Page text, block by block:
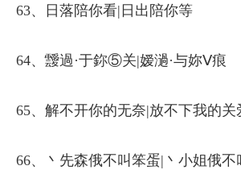
63、日落陪你看|日出陪你等
64、靉過·于鉨⑤关|嫒濄·与妳Ⅴ痕
65、解不开你的无奈|放不下我的关
66、丶先森俄不叫笨蛋|丶小姐俄不